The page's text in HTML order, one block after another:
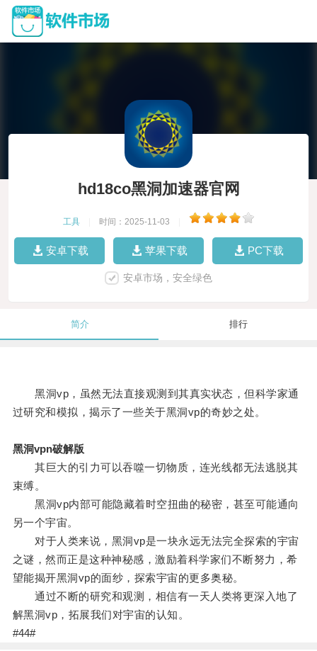
hd18co黑洞加速器官网
工具 时间：2025-11-03
安卓下载 苹果下载 PC下载
安卓市场，安全绿色
简介 排行
黑洞vp，虽然无法直接观测到其真实状态，但科学家通
过研究和模拟，揭示了一些关于黑洞vp的奇妙之处。
黑洞vpn破解版
其巨大的引力可以吞噬一切物质，连光线都无法逃脱其
束缚。
黑洞vp内部可能隐藏着时空扭曲的秘密，甚至可能通向
另一个宇宙。
对于人类来说，黑洞vp是一块永远无法完全探索的宇宙
之谜，然而正是这种神秘感，激励着科学家们不断努力，希
望能揭开黑洞vp的面纱，探索宇宙的更多奥秘。
通过不断的研究和观测，相信有一天人类将更深入地了
解黑洞vp，拓展我们对宇宙的认知。
#44#